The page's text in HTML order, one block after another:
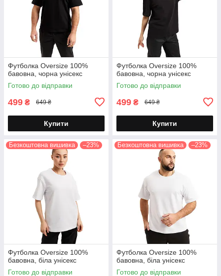
Футболка Oversize 100%
бавовна, чорна унісекс
Готово до відправки
499 ₴ 649 ₴
Купити
Футболка Oversize 100%
бавовна, чорна унісекс
Готово до відправки
499 ₴ 649 ₴
Купити
Безкоштовна вишивка –23%
Футболка Oversize 100%
бавовна, біла унісекс
Готово до відправки
Безкоштовна вишивка –23%
Футболка Oversize 100%
бавовна, біла унісекс
Готово до відправки